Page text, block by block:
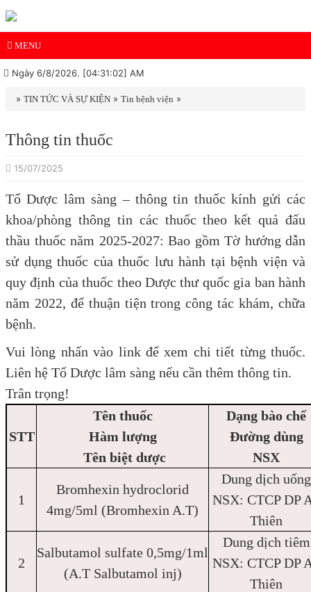
MENU
Ngày 6/8/2026. [04:31:03] AM
» TIN TỨC VÀ SỰ KIỆN » Tin bệnh viện »
Thông tin thuốc
15/07/2025
Tổ Dược lâm sàng – thông tin thuốc kính gửi các
khoa/phòng thông tin các thuốc theo kết quả đấu
thầu thuốc năm 2025-2027: Bao gồm Tờ hướng dẫn
sử dụng thuốc của thuốc lưu hành tại bệnh viện và
quy định của thuốc theo Dược thư quốc gia ban hành
năm 2022, để thuận tiện trong công tác khám, chữa
bệnh.
Vui lòng nhấn vào link để xem chi tiết từng thuốc.
Liên hệ Tổ Dược lâm sàng nếu cần thêm thông tin.
Trân trọng!
STT
Tên thuốc
Hàm lượng
Tên biệt dược
Dạng bào chế
Đường dùng
NSX
1
Bromhexin hydroclorid
4mg/5ml (Bromhexin A.T)
Dung dịch uống
NSX: CTCP DP
Thiên
2
Salbutamol sulfate 0,5mg/1ml
(A.T Salbutamol inj)
Dung dịch tiêm
NSX: CTCP DP
Thiên